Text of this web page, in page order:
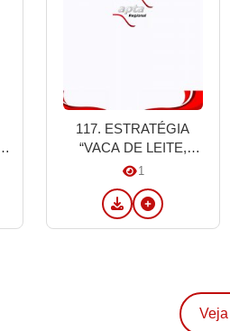
117. ESTRATÉGIA
“VACA DE LEITE,
BEZERRO DE CORTE”:
OTIMIZANDO A
SUSTENTABILIDADE E
A RENTABILIDADE NA
1